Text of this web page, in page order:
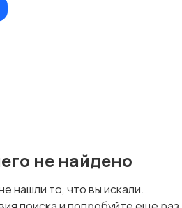
и
не найдено
нашли то, что вы искали.